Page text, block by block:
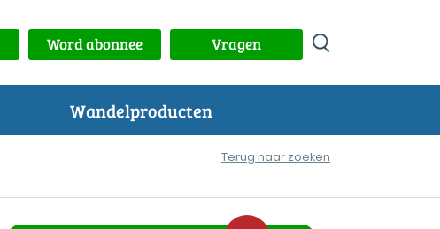
Word abonnee Vragen
Wandelproducten
Terug naar zoeken